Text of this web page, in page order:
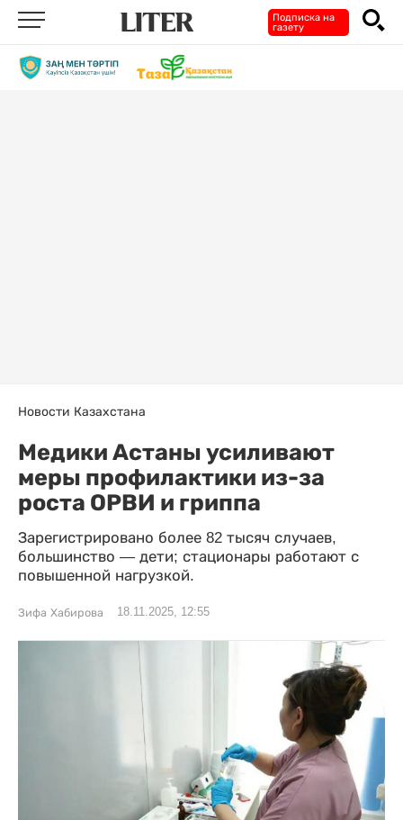
Подписка на
газету
Новости Казахстана
Медики Астаны усиливают
меры профилактики из-за
роста ОРВИ и гриппа
Зарегистрировано более 82 тысяч случаев,
большинство — дети; стационары работают с
повышенной нагрузкой.
Зифа Хабирова 18.11.2025, 12:55